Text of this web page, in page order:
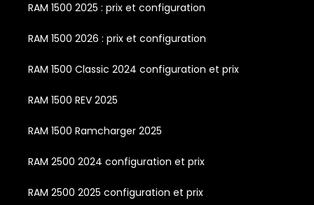
RAM 1500 2025 : prix et configuration
RAM 1500 2026 : prix et configuration
RAM 1500 Classic 2024 configuration et prix
RAM 1500 REV 2025
RAM 1500 Ramcharger 2025
RAM 2500 2024 configuration et prix
RAM 2500 2025 configuration et prix